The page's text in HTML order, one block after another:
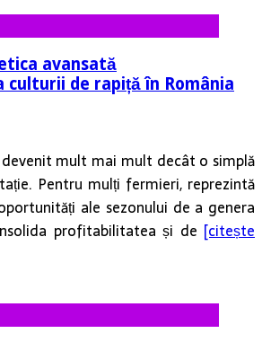
avansată
de rapiță în România
devenit mult mai mult decât o simplă
Pentru mulți fermieri, reprezintă
ale sezonului de a genera
profitabilitatea și de [citește